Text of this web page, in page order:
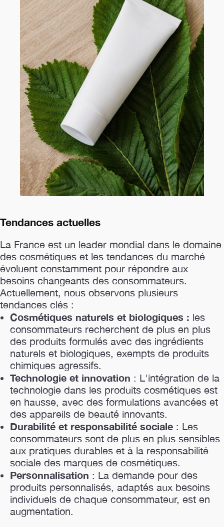
Tendances actuelles
La France est un leader mondial dans le domaine
des cosmétiques et les tendances du marché
évoluent constamment pour répondre aux
besoins changeants des consommateurs.
Actuellement, nous observons plusieurs
tendances clés :
Cosmétiques naturels et biologiques : les
consommateurs recherchent de plus en plus
des produits formulés avec des ingrédients
naturels et biologiques, exempts de produits
chimiques agressifs.
Technologie et innovation : L'intégration de la
technologie dans les produits cosmétiques est
en hausse, avec des formulations avancées et
des appareils de beauté innovants.
Durabilité et responsabilité sociale : Les
consommateurs sont de plus en plus sensibles
aux pratiques durables et à la responsabilité
sociale des marques de cosmétiques.
Personnalisation : La demande pour des
produits personnalisés, adaptés aux besoins
individuels de chaque consommateur, est en
augmentation.